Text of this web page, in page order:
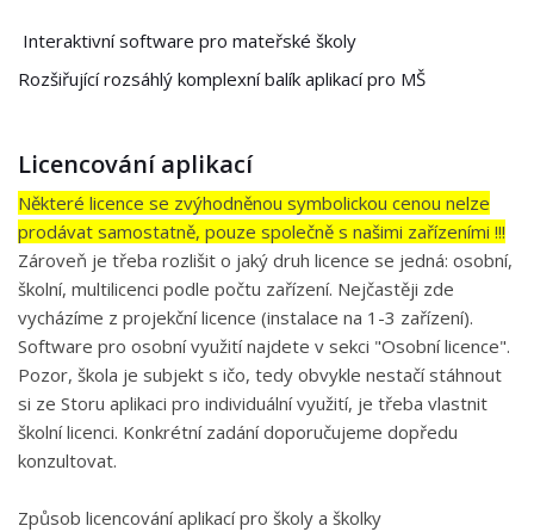
Interaktivní software pro mateřské školy
Rozšiřující rozsáhlý komplexní balík aplikací pro MŠ
Licencování aplikací
Některé licence se zvýhodněnou symbolickou cenou nelze
prodávat samostatně, pouze společně s našimi zařízeními !!!
Zároveň je třeba rozlišit o jaký druh licence se jedná: osobní,
školní, multilicenci podle počtu zařízení. Nejčastěji zde
vycházíme z projekční licence (instalace na 1-3 zařízení).
Software pro osobní využití najdete v sekci "Osobní licence".
Pozor, škola je subjekt s ičo, tedy obvykle nestačí stáhnout
si ze Storu aplikaci pro individuální využití, je třeba vlastnit
školní licenci. Konkrétní zadání doporučujeme dopředu
konzultovat.
Způsob licencování aplikací pro školy a školky